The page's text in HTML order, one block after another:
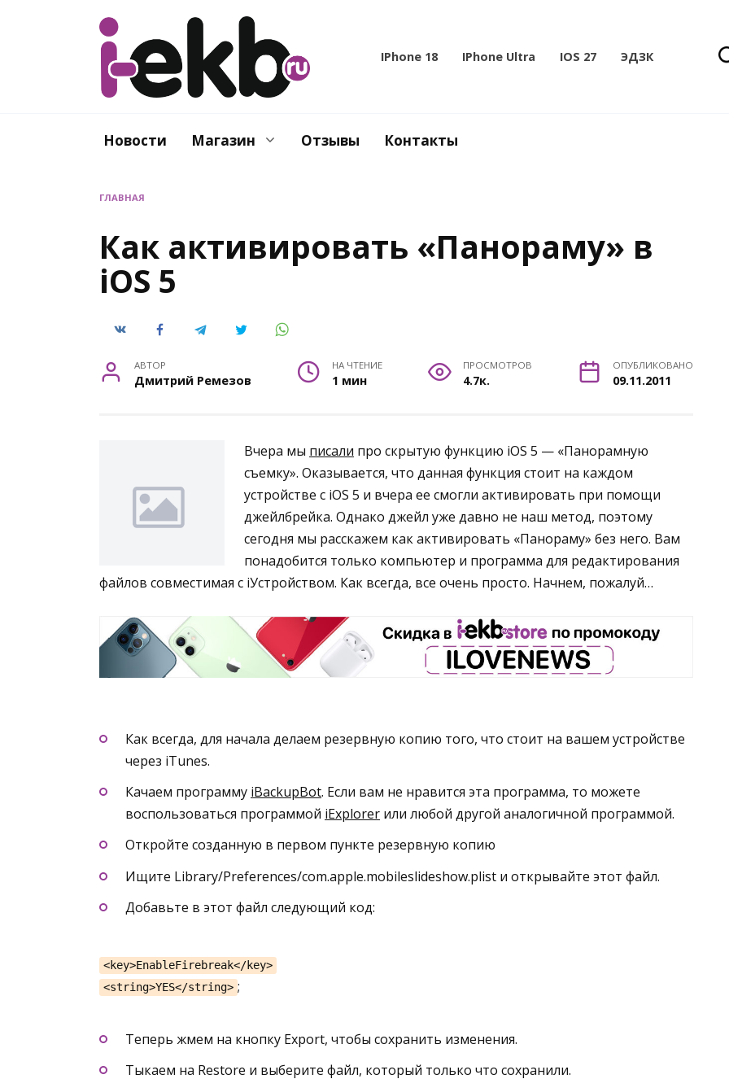
IPhone 18 IPhone Ultra IOS 27 ЭДЗК
Новости Магазин Отзывы Контакты
ГЛАВНАЯ
Как активировать «Панораму» в
iOS 5
АВТОР
Дмитрий Ремезов
НА ЧТЕНИЕ
1 мин
ПРОСМОТРОВ
4.7к.
ОПУБЛИКОВАНО
09.11.2011
Вчера мы писали про скрытую функцию iOS 5 — «Панорамную
съемку». Оказывается, что данная функция стоит на каждом
устройстве с iOS 5 и вчера ее смогли активировать при помощи
джейлбрейка. Однако джейл уже давно не наш метод, поэтому
сегодня мы расскажем как активировать «Панораму» без него. Вам
понадобится только компьютер и программа для редактирования
файлов совместимая с iУстройством. Как всегда, все очень просто. Начнем, пожалуй…
Как всегда, для начала делаем резервную копию того, что стоит на вашем устройстве
через iTunes.
Качаем программу iBackupBot. Если вам не нравится эта программа, то можете
воспользоваться программой iExplorer или любой другой аналогичной программой.
Откройте созданную в первом пункте резервную копию
Ищите Library/Preferences/com.apple.mobileslideshow.plist и открывайте этот файл.
Добавьте в этот файл следующий код:
<key>EnableFirebreak</key>
<string>YES</string> ;
Теперь жмем на кнопку Export, чтобы сохранить изменения.
Тыкаем на Restore и выберите файл, который только что сохранили.